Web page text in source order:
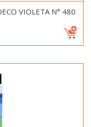
VIOLETA N° 480